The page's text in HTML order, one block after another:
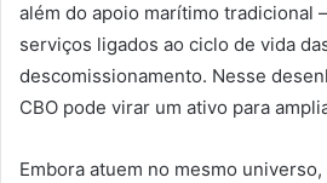
além do apoio marítimo tradicional
serviços ligados ao ciclo de vida
descomissionamento. Nesse
CBO pode virar um ativo para
Embora atuem no mesmo universo,